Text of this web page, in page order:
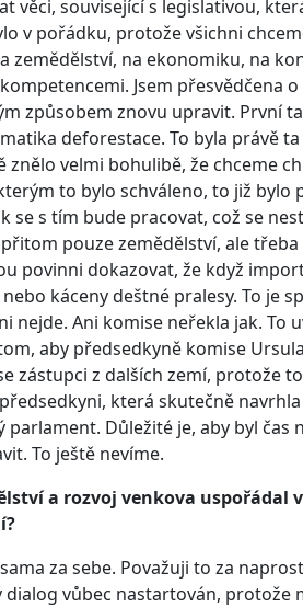
věci, související s legislativou,
v pořádku, protože všichni
zemědělství, na ekonomiku, na
Jsem přesvědčena
způsobem znovu upravit. První
deforestace. To byla právě
znělo velmi bohulibě, že chceme
to bylo schváleno, to již bylo
se s tím bude pracovat, což se
pouze zemědělství, ale
povinni dokazovat, že když
káceny deštné pralesy. To je
nejde. Ani komise neřekla jak.
aby předsedkyně komise
zástupci z dalších zemí, protože
která skutečně
parlament. Důležité je, aby byl
To ještě nevíme.
a rozvoj venkova uspořádal
za sebe. Považuji to za
vůbec nastartován, protože